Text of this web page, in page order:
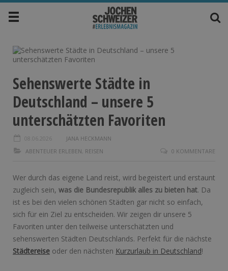
Sehenswerte Städte in
Deutschland – unsere 5
unterschätzten Favoriten
08.06.2026
JANA HECKMANN
ABENTEUER ERLEBEN REISEN 0 KOMMENTARE
Wer durch das eigene Land reist, wird begeistert und erstaunt
zugleich sein, was die Bundesrepublik alles zu bieten hat. Da
ist es bei den vielen schönen Städten gar nicht so einfach,
sich für ein Ziel zu entscheiden. Wir zeigen dir unsere 5
Favoriten unter den teilweise unterschätzten und
sehenswerten Städten Deutschlands. Perfekt für die nächste
Städtereise oder den nächsten Kurzurlaub in Deutschland!